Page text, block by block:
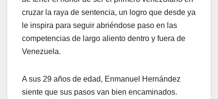
cruzar la raya de sentencia, un logro que desde ya
le inspira para seguir abriéndose paso en las
competencias de largo aliento dentro y fuera de
Venezuela.
A sus 29 años de edad, Enmanuel Hernández
siente que sus pasos van bien encaminados.